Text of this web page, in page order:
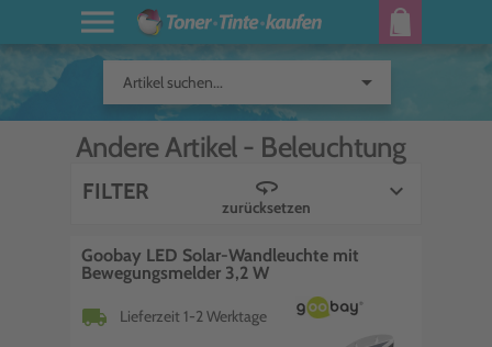
Artikel suchen... arrow_drop_down
Andere Artikel - Beleuchtung
FILTER 360
zurücksetzen
keyboard_arrow_down
Goobay LED Solar-Wandleuchte mit
Bewegungsmelder 3,2 W
local_shipping Lieferzeit 1-2 Werktage